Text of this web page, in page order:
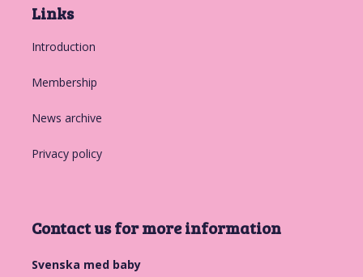
Links
Introduction
Membership
News archive
Privacy policy
Contact us for more information
Svenska med baby